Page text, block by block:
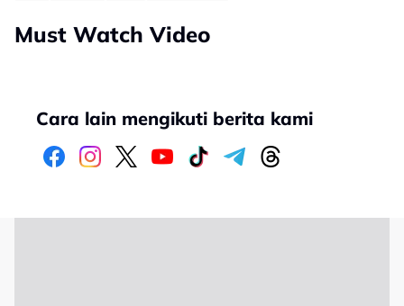
Must Watch Video
Cara lain mengikuti berita kami